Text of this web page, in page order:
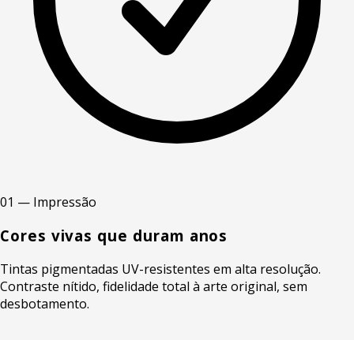
01 — Impressão
Cores vivas que duram anos
Tintas pigmentadas UV-resistentes em alta resolução.
Contraste nítido, fidelidade total à arte original, sem
desbotamento.